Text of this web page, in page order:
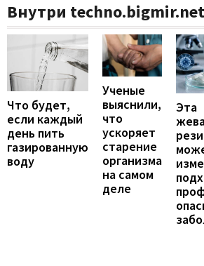
Внутри techno.bigmir.net
Что будет,
если каждый
день пить
газированную
воду
Ученые
выяснили,
что
ускоряет
старение
организма
на самом
деле
Эта